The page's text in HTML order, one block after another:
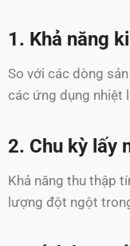
1. Khả năng
So với các dòng
các ứng dụng nhiệt
2. Chu kỳ lấy
Khả năng thu thập
lượng đột ngột